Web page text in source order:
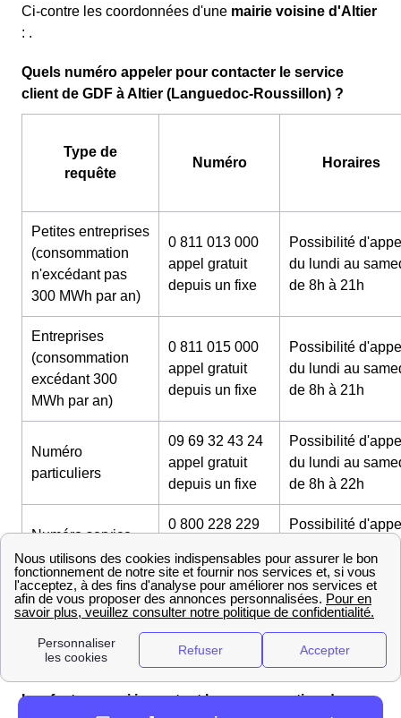
Ci-contre les coordonnées d'une mairie voisine d'Altier
: .
Quels numéro appeler pour contacter le service
client de GDF à Altier (Languedoc-Roussillon) ?
Type de
requête
Numéro Horaires
Petites entreprises
(consommation
n'excédant pas
300 MWh par an)
0 811 013 000
appel gratuit
depuis un fixe
Possibilité
du lundi au
de 8h à 21h
Entreprises
(consommation
excédant 300
MWh par an)
0 811 015 000
appel gratuit
depuis un fixe
Possibilité
du lundi au
de 8h à 21h
Numéro
particuliers
09 69 32 43 24
appel gratuit
depuis un fixe
Possibilité
du lundi au
de 8h à 22h
Numéro service
déménagement
0 800 228 229
depuis un fixe
Possibilité
de 8h à 21h
Secteur public et
collectivités
0 811 017 000
appel gratuit
depuis un fixe
Possibilité
du lundi au
de 8h à 21h
Les facteurs qui impactent la consommation des